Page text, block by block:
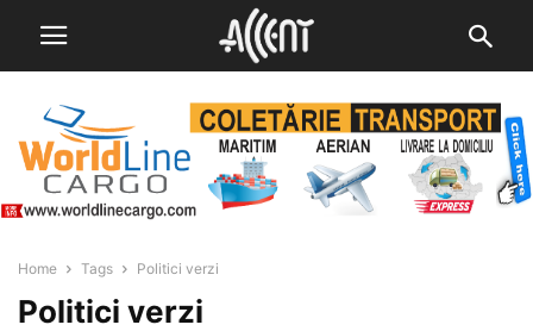
Home Tags Politici verzi
Politici verzi